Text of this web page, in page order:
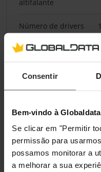
Consentir
Bem-vindo à
Se clicar em "Permitir
permissão para
possamos monitorar a
a melhorar a sua
altifalante
Número de drivers 1
Cancelamento de
Microfone
Tipo de microfone